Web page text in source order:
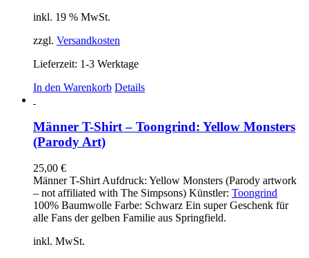
inkl. 19 % MwSt.
zzgl. Versandkosten
Lieferzeit: 1-3 Werktage
In den Warenkorb Details
Männer T-Shirt – Toongrind: Yellow Monsters
(Parody Art)
25,00 €
Männer T-Shirt Aufdruck: Yellow Monsters (Parody artwork
– not affiliated with The Simpsons) Künstler: Toongrind
100% Baumwolle Farbe: Schwarz Ein super Geschenk für
alle Fans der gelben Familie aus Springfield.
inkl. MwSt.